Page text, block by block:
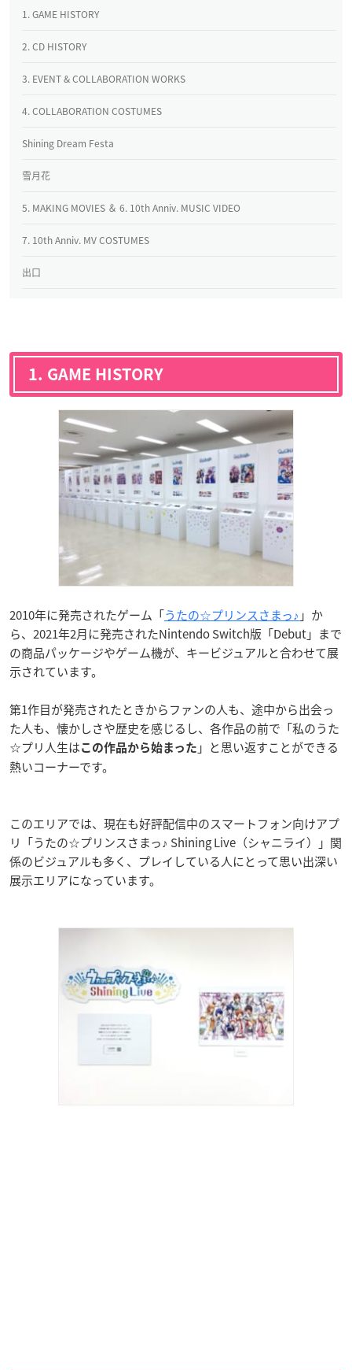
1. GAME HISTORY
2. CD HISTORY
3. EVENT & COLLABORATION WORKS
4. COLLABORATION COSTUMES
Shining Dream Festa
雪月花
5. MAKING MOVIES ＆ 6. 10th Anniv. MUSIC VIDEO
7. 10th Anniv. MV COSTUMES
出口
1. GAME HISTORY
2010年に発売されたゲーム「うたの☆プリンスさまっ♪ 」か
ら、 2021年2月に発売されたNintendo Switch版「Debut」まで
の商品パッケージやゲーム機が、キービジュアルと合わせて展
示されています。
第1作目が発売されたときからファンの人も、途中から出会っ
た人も、懐かしさや歴史を感じるし、各作品の前で「私のうた
☆プリ人生は この作品から始まった 」と思い返すことができる
熱いコーナーです。
このエリアでは、現在も好評配信中のスマートフォン向けアプ
リ「うたの☆プリンスさまっ♪ Shining Live（シャニライ）」関
係のビジュアルも多く、プレイしている人にとって思い出深い
展示エリアになっています。